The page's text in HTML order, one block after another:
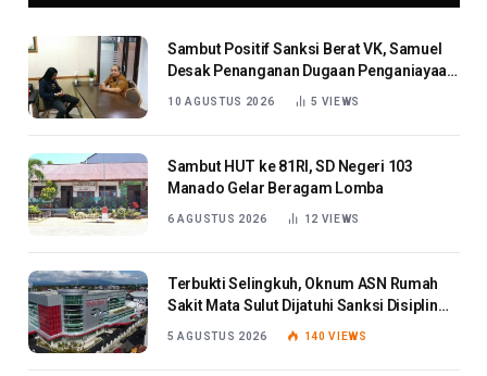
Sambut Positif Sanksi Berat VK, Samuel
Desak Penanganan Dugaan Penganiayaan
10 AGUSTUS 2026 5 VIEWS
Sambut HUT ke 81RI, SD Negeri 103
Manado Gelar Beragam Lomba
6 AGUSTUS 2026 12 VIEWS
Terbukti Selingkuh, Oknum ASN Rumah
Sakit Mata Sulut Dijatuhi Sanksi Disiplin
5 AGUSTUS 2026 140VIEWS